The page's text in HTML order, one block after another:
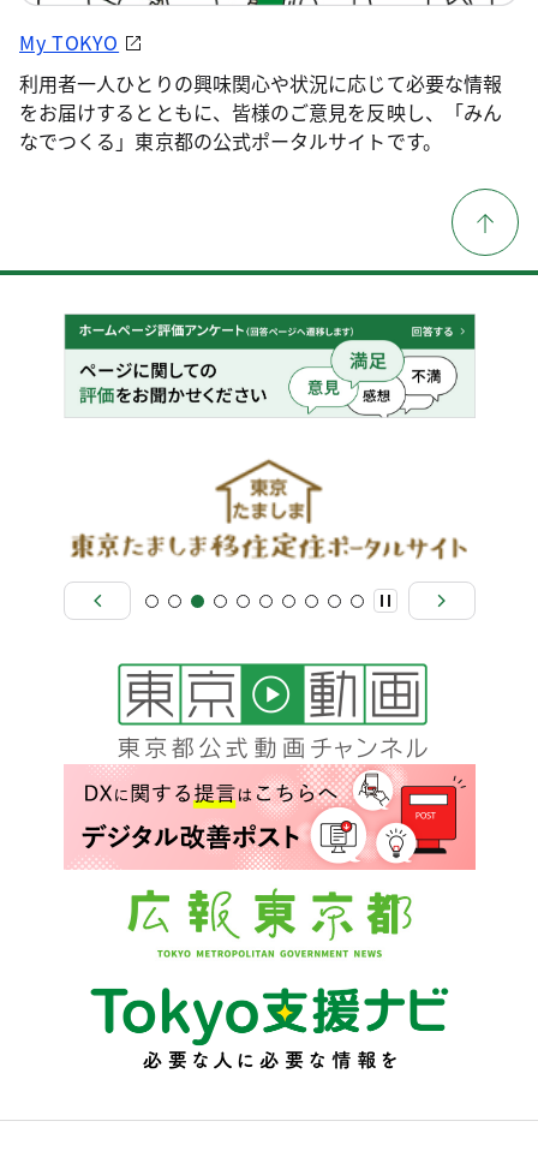
My TOKYO
利用者一人ひとりの興味関心や状況に応じて必要な情報
をお届けするとともに、皆様のご意見を反映し、「みん
なでつくる」東京都の公式ポータルサイトです。